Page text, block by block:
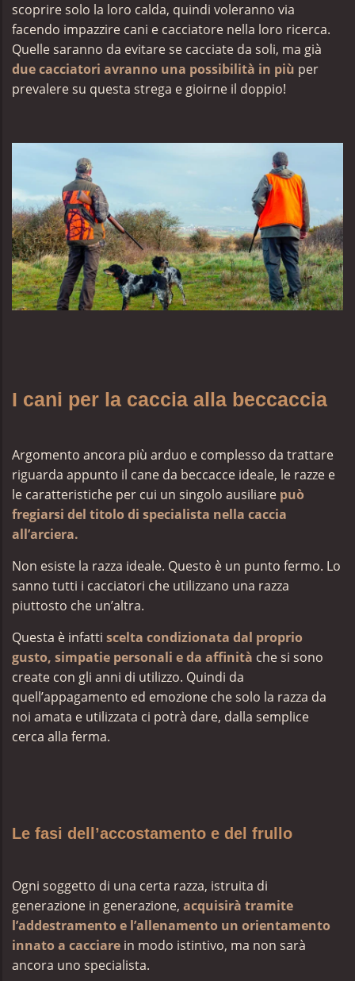
scoprire solo la loro calda, quindi voleranno via
facendo impazzire cani e cacciatore nella loro ricerca.
Quelle saranno da evitare se cacciate da soli, ma già
due cacciatori avranno una possibilità in più per
prevalere su questa strega e gioirne il doppio!
I cani per la caccia alla beccaccia
Argomento ancora più arduo e complesso da trattare
riguarda appunto il cane da beccacce ideale, le razze e
le caratteristiche per cui un singolo ausiliare può
fregiarsi del titolo di specialista nella caccia
all’arciera.
Non esiste la razza ideale. Questo è un punto fermo. Lo
sanno tutti i cacciatori che utilizzano una razza
piuttosto che un’altra.
Questa è infatti scelta condizionata dal proprio
gusto, simpatie personali e da affinità che si sono
create con gli anni di utilizzo. Quindi da
quell’appagamento ed emozione che solo la razza da
noi amata e utilizzata ci potrà dare, dalla semplice
cerca alla ferma.
Le fasi dell’accostamento e del frullo
Ogni soggetto di una certa razza, istruita di
generazione in generazione, acquisirà tramite
l’addestramento e l’allenamento un orientamento
innato a cacciare in modo istintivo, ma non sarà
ancora uno specialista.